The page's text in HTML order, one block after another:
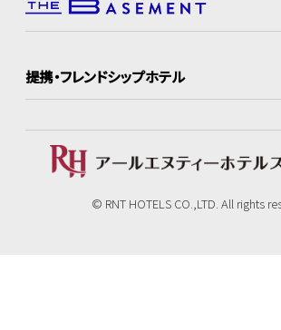
提携・フレンドシップホテル
© RNT HOTELS CO.,LTD. All rights